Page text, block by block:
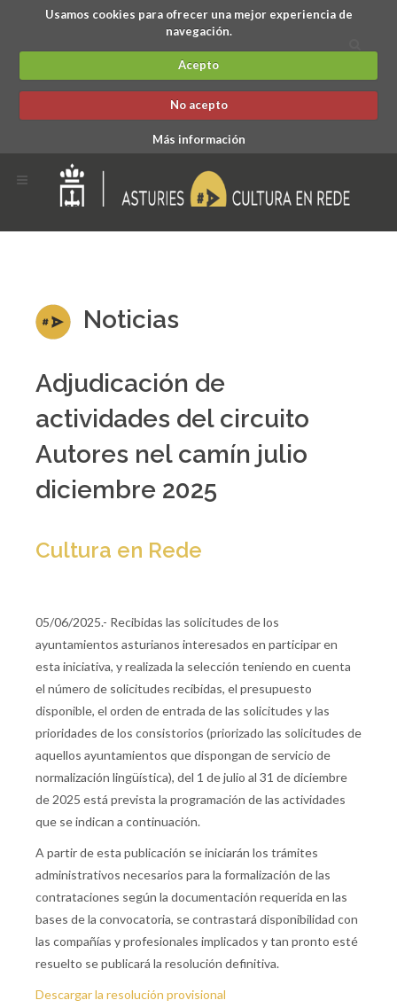
Usamos cookies para ofrecer una mejor experiencia de
navegación.
Acepto
No acepto
Más información
Noticias
Adjudicación de
actividades del circuito
Autores nel camín julio
diciembre 2025
Cultura en Rede
05/06/2025.- Recibidas las solicitudes de los
ayuntamientos asturianos interesados en participar en
esta iniciativa, y realizada la selección teniendo en cuenta
el número de solicitudes recibidas, el presupuesto
disponible, el orden de entrada de las solicitudes y las
prioridades de los consistorios (priorizado las solicitudes de
aquellos ayuntamientos que dispongan de servicio de
normalización lingüística), del 1 de julio al 31 de diciembre
de 2025 está prevista la programación de las actividades
que se indican a continuación.
A partir de esta publicación se iniciarán los trámites
administrativos necesarios para la formalización de las
contrataciones según la documentación requerida en las
bases de la convocatoria, se contrastará disponibilidad con
las compañías y profesionales implicados y tan pronto esté
resuelto se publicará la resolución definitiva.
Descargar la resolución provisional